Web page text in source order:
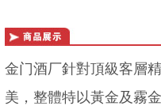
金门酒厂針對頂級客層
美，整體特以黃金及霧